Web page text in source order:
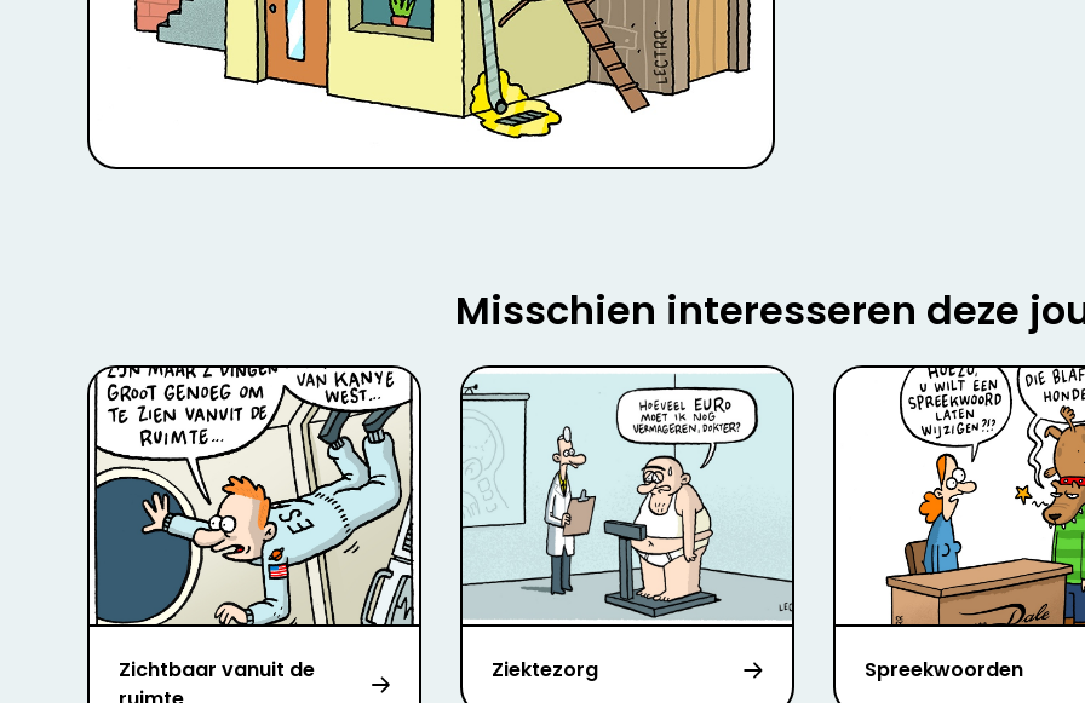
Misschien interesseren deze
Zichtbaar vanuit de
Ziektezorg Spreekwoorden